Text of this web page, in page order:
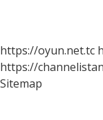
https://oyun.net.tc
https://
Sitemap